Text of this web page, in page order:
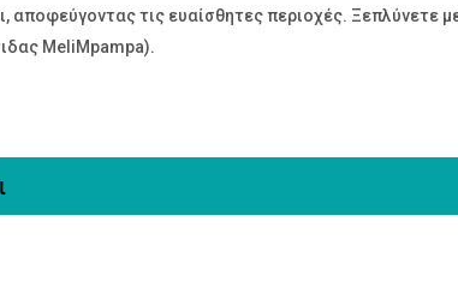
τις ευαίσθητες περιοχές. Ξεπλύνετε
MeliMpampa).